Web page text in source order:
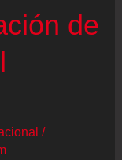
de
/